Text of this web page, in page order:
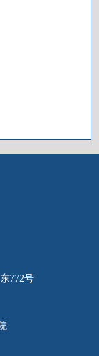
772号